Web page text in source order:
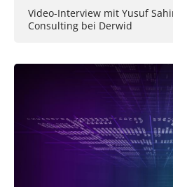
Video-Interview mit Yusuf
Consulting bei Derwid